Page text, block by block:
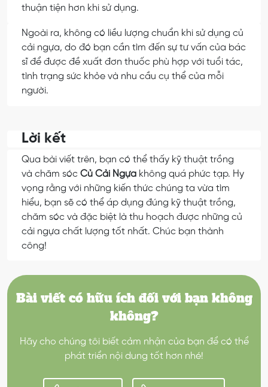
thuận tiện hơn khi sử dụng.
Ngoài ra, không có liều lượng chuẩn khi sử dụng củ
cải ngựa, do đó bạn cần tìm đến sự tư vấn của bác
sĩ để được đề xuất đơn thuốc phù hợp với tuổi tác,
tình trạng sức khỏe và nhu cầu cụ thể của mỗi
người.
Lời kết
Qua bài viết trên, bạn có thể thấy kỹ thuật trồng
và chăm sóc Củ Cải Ngựa không quá phức tạp. Hy
vọng rằng với những kiến thức chúng ta vừa tìm
hiểu, bạn sẽ có thể áp dụng đúng kỹ thuật trồng,
chăm sóc và đặc biệt là thu hoạch được những củ
cải ngựa chất lượng tốt nhất. Chúc bạn thành
công!
Bài viết có hữu ích đối với bạn không
không?
Hãy cho chúng tôi biết cảm nhận của bạn để có thể
phát triển nội dung tốt hơn nhé!